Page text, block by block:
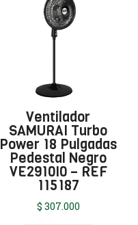
Ventilador
SAMURAI Turbo
Power 18 Pulgadas
Pedestal Negro
VE2910I0 – REF
115187
$ 307.000